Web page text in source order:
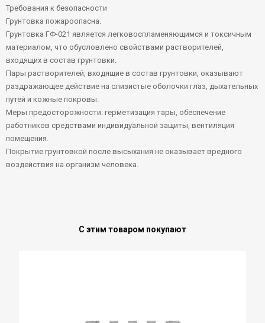
Требования к безопасности
Грунтовка пожароопасна.
Грунтовка ГФ-021 является легковоспламеняющимся и токсичным
материалом, что обусловлено свойствами растворителей,
входящих в состав грунтовки.
Пары растворителей, входящие в состав грунтовки, оказывают
раздражающее действие на слизистые оболочки глаз, дыхательных
путей и кожные покровы.
Меры предосторожности: герметизация тары, обеспечение
работников средствами индивидуальной защиты, вентиляция
помещения.
Покрытие грунтовкой после высыхания не оказывает вредного
воздействия на организм человека.
С этим товаром покупают